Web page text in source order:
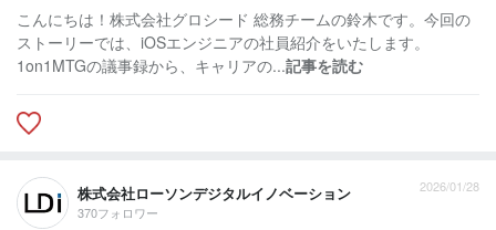
こんにちは！株式会社グロシード 総務チームの鈴木です。今回の
ストーリーでは、iOSエンジニアの社員紹介をいたします。
1on1MTGの議事録から、キャリアの...記事を読む
株式会社ローソンデジタルイノベーション
370フォロワー
2026/01/28